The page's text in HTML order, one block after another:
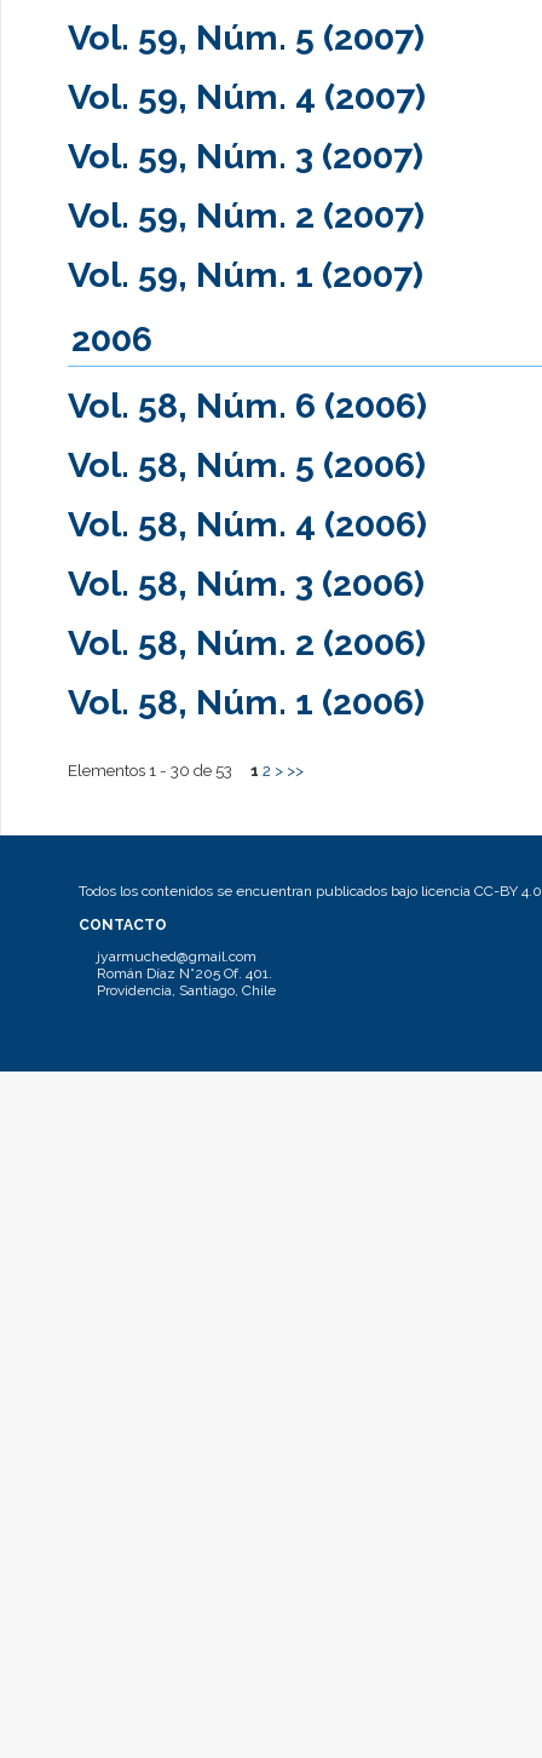
Vol. 59, Núm. 5 (2007)
Vol. 59, Núm. 4 (2007)
Vol. 59, Núm. 3 (2007)
Vol. 59, Núm. 2 (2007)
Vol. 59, Núm. 1 (2007)
2006
Vol. 58, Núm. 6 (2006)
Vol. 58, Núm. 5 (2006)
Vol. 58, Núm. 4 (2006)
Vol. 58, Núm. 3 (2006)
Vol. 58, Núm. 2 (2006)
Vol. 58, Núm. 1 (2006)
Elementos 1 - 30 de 53 1 2 > >>
Todos los contenidos se encuentran publicados bajo licencia CC-BY 4.0
CONTACTO
jyarmuched@gmail.com
Román Díaz N°205 Of. 401.
Providencia, Santiago, Chile